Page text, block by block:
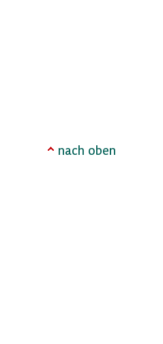
nach oben